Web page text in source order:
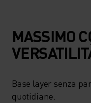
MASSIMO
Base layer senza
quotidiane.